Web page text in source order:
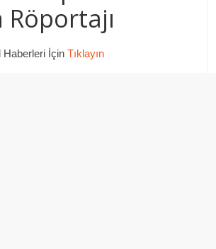
Röportajı
Haberleri İçinTıklayın